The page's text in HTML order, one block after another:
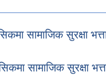
सामाजिक सुरक्षा भत्ता
सामाजिक सुरक्षा भत्ता
सामाजिक सुरक्षा भत्ता